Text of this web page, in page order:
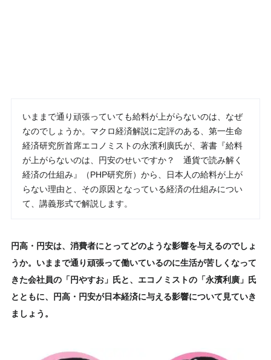
いままで通り頑張っていても給料が上がらないのは、なぜ
なのでしょうか。マクロ経済解説に定評のある、第一生命
経済研究所首席エコノミストの永濱利廣氏が、著書『給料
が上がらないのは、円安のせいですか？ 通貨で読み解く
経済の仕組み』（PHP研究所）から、日本人の給料が上が
らない理由と、その原因となっている経済の仕組みについ
て、講義形式で解説します。
円高・円安は、消費者にとってどのような影響を与えるのでしょ
うか。いままで通り頑張って働いているのに生活が苦しくなって
きた会社員の「円やすお」氏と、エコノミストの「永濱利廣」氏
とともに、円高・円安が日本経済に与える影響について見ていき
ましょう。